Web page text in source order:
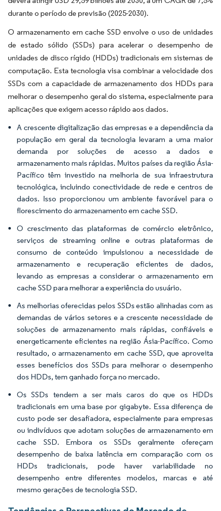
durante o período de previsão (2025-2030).
O armazenamento em cache SSD envolve o uso de unidades
de estado sólido (SSDs) para acelerar o desempenho de
unidades de disco rígido (HDDs) tradicionais em sistemas de
computação. Esta tecnologia visa combinar a velocidade dos
SSDs com a capacidade de armazenamento dos HDDs para
melhorar o desempenho geral do sistema, especialmente para
aplicações que exigem acesso rápido aos dados.
A crescente digitalização das empresas e a dependência da
população em geral da tecnologia levaram a uma maior
demanda por soluções de acesso a dados e
armazenamento mais rápidas. Muitos países da região Ásia-
Pacífico têm investido na melhoria de sua infraestrutura
tecnológica, incluindo conectividade de rede e centros de
dados. Isso proporcionou um ambiente favorável para o
florescimento do armazenamento em cache SSD.
O crescimento das plataformas de comércio eletrônico,
serviços de streaming online e outras plataformas de
consumo de conteúdo impulsionou a necessidade de
armazenamento e recuperação eficientes de dados,
levando as empresas a considerar o armazenamento em
cache SSD para melhorar a experiência do usuário.
As melhorias oferecidas pelos SSDs estão alinhadas com as
demandas de vários setores e a crescente necessidade de
soluções de armazenamento mais rápidas, confiáveis e
energeticamente eficientes na região Ásia-Pacífico. Como
resultado, o armazenamento em cache SSD, que aproveita
esses benefícios dos SSDs para melhorar o desempenho
dos HDDs, tem ganhado força no mercado.
Os SSDs tendem a ser mais caros do que os HDDs
tradicionais em uma base por gigabyte. Essa diferença de
custo pode ser desafiadora, especialmente para empresas
ou indivíduos que adotam soluções de armazenamento em
cache SSD. Embora os SSDs geralmente ofereçam
desempenho de baixa latência em comparação com os
HDDs tradicionais, pode haver variabilidade no
desempenho entre diferentes modelos, marcas e até
mesmo gerações de tecnologia SSD.